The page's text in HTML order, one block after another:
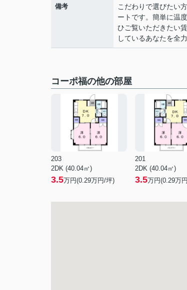
備考
こだわりで選びたい
ートです。簡単に温
ひご覧いただきたい
しているあなたを全
コーポ福の他の部屋
203
2DK (40.04㎡)
3.5万円(0.29万円/坪)
201
2DK (40.04㎡)
3.5万円(0.29万